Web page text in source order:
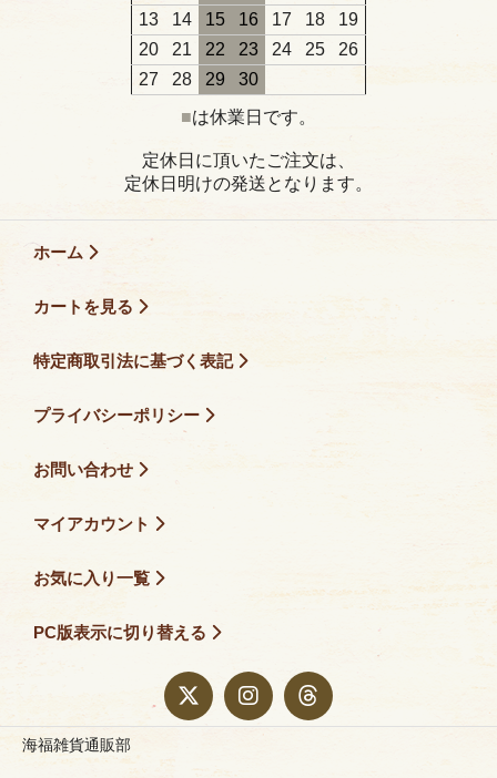
13
14 15 16 17 18
19
20
21 22 23 24 25
26
27
28 29
30
■は休業日です。
定休日に頂いたご注文は、
定休日明けの発送となります。
ホーム
カートを見る
特定商取引法に基づく表記
プライバシーポリシー
お問い合わせ
マイアカウント
お気に入り一覧
PC版表示に切り替える
海福雑貨通販部